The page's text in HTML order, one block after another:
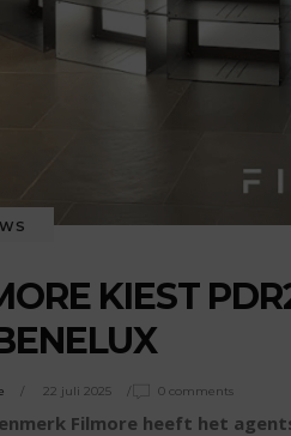
KIEST
22 juli 2025 0 comments
Filmore heeft het